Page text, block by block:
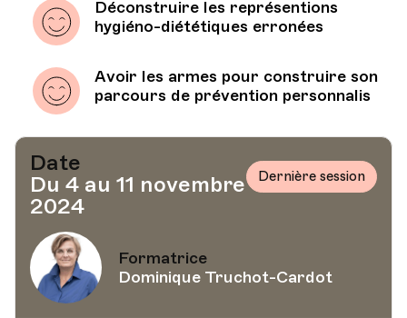
Déconstruire les représentions
hygiéno-diététiques erronées
Avoir les armes pour construire son
parcours de prévention personnalis
Date
Du 4 au 11 novembre
2024
Dernière session
Formatrice
Dominique Truchot-Cardot